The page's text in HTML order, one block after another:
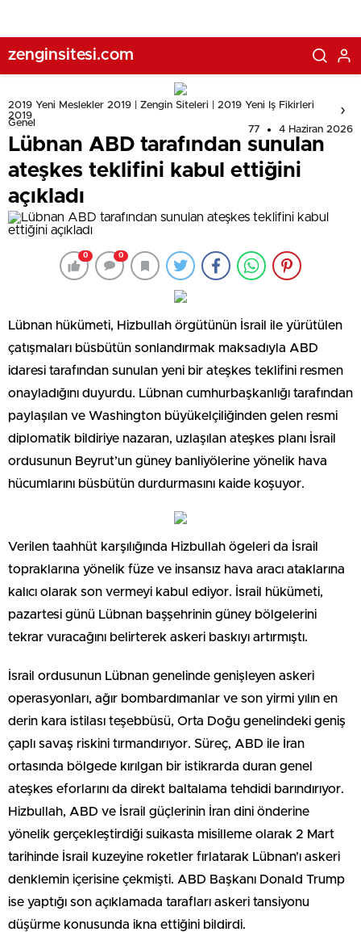
zenginsitesi.com
2019 Yeni Meslekler 2019 | Zengin Siteleri | 2019 Yeni Iş Fikirleri
2019
Genel
77 4 Haziran 2026
Lübnan ABD tarafından sunulan
ateşkes teklifini kabul ettiğini
açıkladı
0 0
Lübnan hükümeti, Hizbullah örgütünün İsrail ile yürütülen
çatışmaları büsbütün sonlandırmak maksadıyla ABD
idaresi tarafından sunulan yeni bir ateşkes teklifini resmen
onayladığını duyurdu. Lübnan cumhurbaşkanlığı tarafından
paylaşılan ve Washington büyükelçiliğinden gelen resmi
diplomatik bildiriye nazaran, uzlaşılan ateşkes planı İsrail
ordusunun Beyrut’un güney banliyölerine yönelik hava
hücumlarını büsbütün durdurmasını kaide koşuyor.
Verilen taahhüt karşılığında Hizbullah ögeleri da İsrail
topraklarına yönelik füze ve insansız hava aracı ataklarına
kalıcı olarak son vermeyi kabul ediyor. İsrail hükümeti,
pazartesi günü Lübnan başşehrinin güney bölgelerini
tekrar vuracağını belirterek askeri baskıyı artırmıştı.
İsrail ordusunun Lübnan genelinde genişleyen askeri
operasyonları, ağır bombardımanlar ve son yirmi yılın en
derin kara istilası teşebbüsü, Orta Doğu genelindeki geniş
çaplı savaş riskini tırmandırıyor. Süreç, ABD ile İran
ortasında bölgede kırılgan bir istikrarda duran genel
ateşkes eforlarını da direkt baltalama tehdidi barındırıyor.
Hizbullah, ABD ve İsrail güçlerinin İran dini önderine
yönelik gerçekleştirdiği suikasta misilleme olarak 2 Mart
tarihinde İsrail kuzeyine roketler fırlatarak Lübnan’ı askeri
denklemin içerisine çekmişti. ABD Başkanı Donald Trump
ise yaptığı son açıklamada tarafları askeri tansiyonu
düşürme konusunda ikna ettiğini bildirdi.